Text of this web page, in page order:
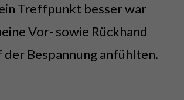
Treffpunkt besser war
Vor- sowie Rückhand
der Bespannung anfühlten.